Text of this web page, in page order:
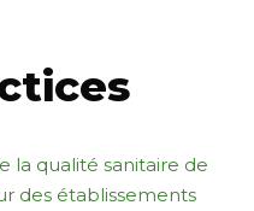
la qualité sanitaire de
des établissements